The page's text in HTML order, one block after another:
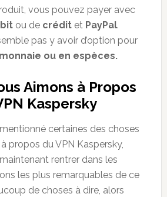
vous pouvez payer avec
ou de créditet PayPal.
pas y avoir d’option pour
ou en espèces.
Aimons à Propos
Kaspersky
certaines des choses
propos du VPN Kaspersky,
rentrer dans les
les plus remarquables de ce
de choses à dire, alors